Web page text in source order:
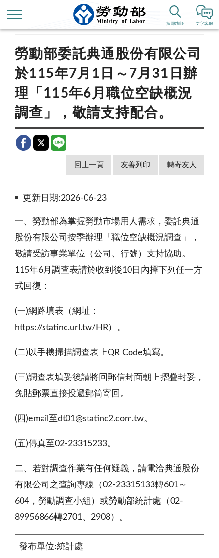
文字客服
搜尋功能
新聞公告 公布欄
勞動部委託典通股份有限公司
於115年7月1日～7月31日辦
理「115年6月職位空缺概況
調查」，敬請支持配合。
回上一頁 友善列印 轉寄友人
更新日期:2026-06-23
一、勞動部為掌握勞動市場用人需求，委託典通
股份有限公司按季辦理「職位空缺概況調查」，
敬請受訪事業單位（公司、行號）支持協助。
115年6月調查表請於收到後10日內擇下列任一方
式回復：
(一)網路填表（網址：
https://statinc.url.tw/HR）。
(二)以手機掃描調查表上QR Code填寫。
(三)調查表填妥後請將回郵信封面朝上摺疊封妥，
免貼郵票直接投遞郵筒寄回。
(四)email至dt01@statinc2.com.tw。
(五)傳真至02-23315233。
二、若對調查作業有任何疑義，請電洽典通股份
有限公司之查詢專線（02-23315133轉601～
604，勞動調查小組）或勞動部統計處（02-
89956866轉2701、2908）。
發布單位:統計處